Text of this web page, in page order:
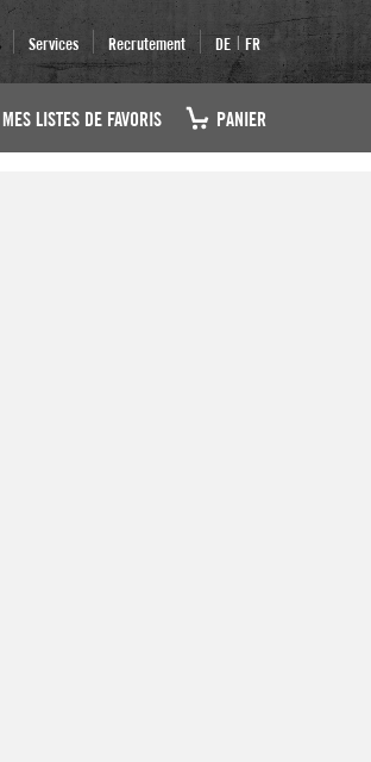
Services Recrutement DE | FR
MES LISTES DE FAVORIS PANIER